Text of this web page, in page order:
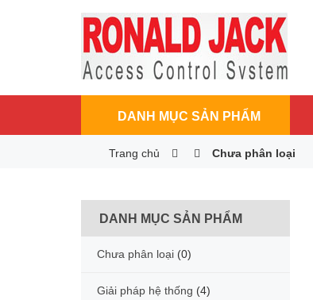
DANH MỤC SẢN PHẨM
Trang chủ Chưa phân loại
DANH MỤC SẢN PHẨM
Chưa phân loại (0)
Giải pháp hệ thống (4)